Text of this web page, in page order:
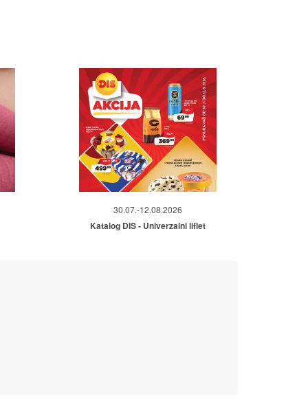
30.07.-12.08.2026
Katalog DIS - Univerzalni liflet